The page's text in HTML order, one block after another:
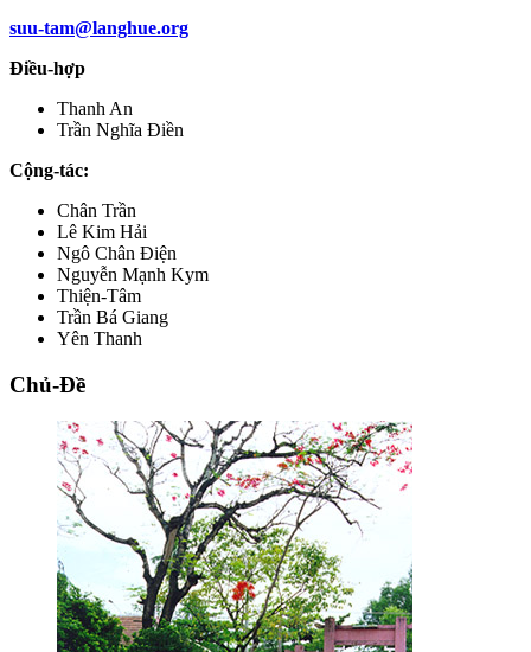
suu-tam@langhue.org
Điều-hợp
Thanh An
Trần Nghĩa Điền
Cộng-tác:
Chân Trần
Lê Kim Hải
Ngô Chân Điện
Nguyễn Mạnh Kym
Thiện-Tâm
Trần Bá Giang
Yên Thanh
Chủ-Đề